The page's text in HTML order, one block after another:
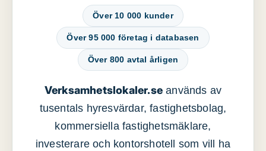
Över 10 000 kunder
Över 95 000 företag i databasen
Över 800 avtal årligen
Verksamhetslokaler.se används av
tusentals hyresvärdar, fastighetsbolag,
kommersiella fastighetsmäklare,
investerare och kontorshotell som vill ha